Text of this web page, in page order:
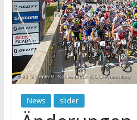
News slider